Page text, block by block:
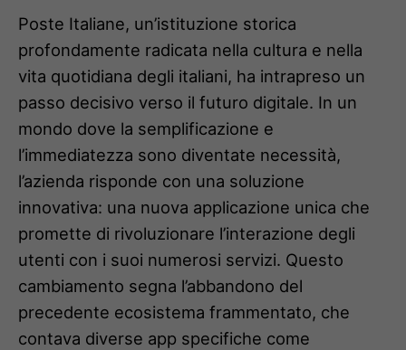
Poste Italiane, un’istituzione storica
profondamente radicata nella cultura e nella
vita quotidiana degli italiani, ha intrapreso un
passo decisivo verso il futuro digitale. In un
mondo dove la semplificazione e
l’immediatezza sono diventate necessità,
l’azienda risponde con una soluzione
innovativa: una nuova applicazione unica che
promette di rivoluzionare l’interazione degli
utenti con i suoi numerosi servizi. Questo
cambiamento segna l’abbandono del
precedente ecosistema frammentato, che
contava diverse app specifiche come